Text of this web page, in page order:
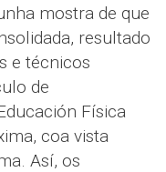
mostra de que
resultado
e técnicos
de
Física
coa vista
Así, os